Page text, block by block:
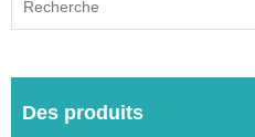
Des produits